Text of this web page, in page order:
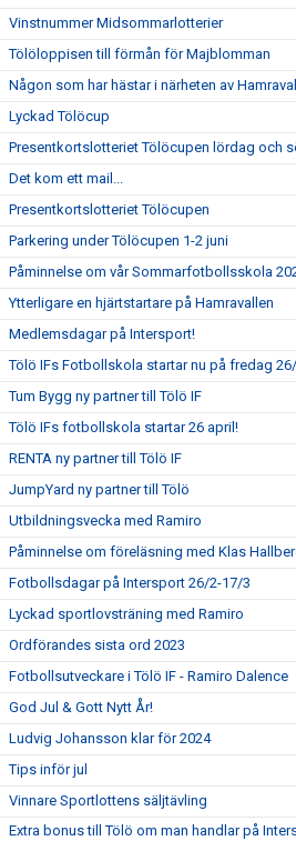
Vinstnummer Midsommarlotterier
Tölöloppisen till förmån för Majblomman
Någon som har hästar i närheten av
Lyckad Tölöcup
Presentkortslotteriet Tölöcupen lördag och
Det kom ett mail...
Presentkortslotteriet Tölöcupen
Parkering under Tölöcupen 1-2 juni
Påminnelse om vår Sommarfotbollsskola
Ytterligare en hjärtstartare på Hamravallen
Medlemsdagar på Intersport!
Tölö IFs Fotbollskola startar nu på fredag
Tum Bygg ny partner till Tölö IF
Tölö IFs fotbollskola startar 26 april!
RENTA ny partner till Tölö IF
JumpYard ny partner till Tölö
Utbildningsvecka med Ramiro
Påminnelse om föreläsning med Klas
Fotbollsdagar på Intersport 26/2-17/3
Lyckad sportlovsträning med Ramiro
Ordförandes sista ord 2023
Fotbollsutveckare i Tölö IF - Ramiro Dalence
God Jul & Gott Nytt År!
Ludvig Johansson klar för 2024
Tips inför jul
Vinnare Sportlottens säljtävling
Extra bonus till Tölö om man handlar på